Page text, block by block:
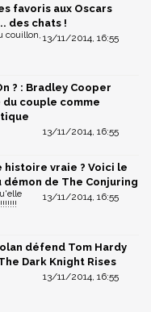
favoris aux Oscars
des chats !
13/11/2014, 16:55
couillon,
? : Bradley Cooper
couple comme
13/11/2014, 16:55
histoire vraie ? Voici le
démon de The Conjuring
13/11/2014, 16:55
défend Tom Hardy
Dark Knight Rises
13/11/2014, 16:55